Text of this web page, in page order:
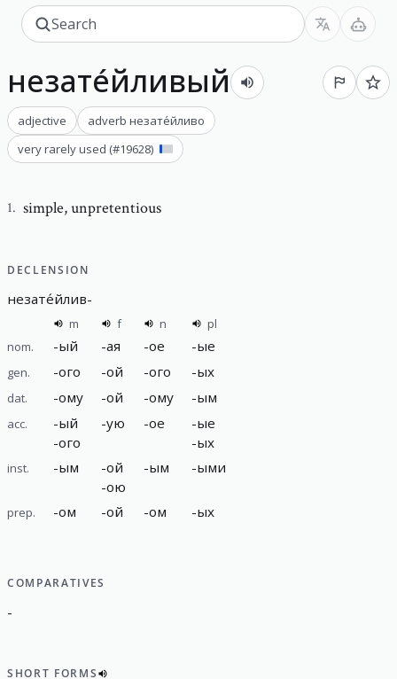
незате́йливый
adjective adverb незате́йливо
very rarely used (#19628)
1. simple,unpretentious
DECLENSION
незате́йлив-
m f n
pl
nom.
-ый -ая -ое -ые
gen. -ого -ой -ого -ых
dat. -ому -ой -ому -ым
acc. -ый
-ого
-ую -ое -ые
-ых
inst. -ым -ой
-ою
-ым -ыми
prep. -ом -ой -ом -ых
COMPARATIVES
-
SHORT FORMS